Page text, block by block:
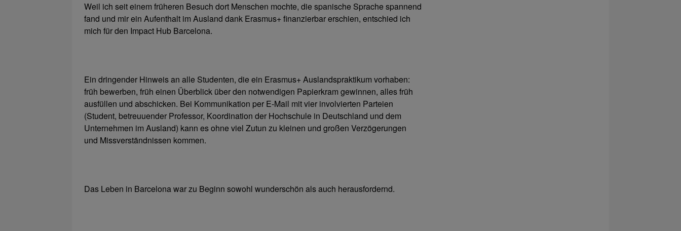
Weil ich seit einem früheren Besuch dort Menschen mochte, die spanische Sprache spannend
fand und mir ein Aufenthalt im Ausland dank Erasmus+ finanzierbar erschien, entschied ich
mich für den Impact Hub Barcelona.
Ein dringender Hinweis an alle Studenten, die ein Erasmus+ Auslandspraktikum vorhaben:
früh bewerben, früh einen Überblick über den notwendigen Papierkram gewinnen, alles früh
ausfüllen und abschicken. Bei Kommunikation per E-Mail mit vier involvierten Parteien
(Student, betreuuender Professor, Koordination der Hochschule in Deutschland und dem
Unternehmen im Ausland) kann es ohne viel Zutun zu kleinen und großen Verzögerungen
und Missverständnissen kommen.
Das Leben in Barcelona war zu Beginn sowohl wunderschön als auch herausfordernd.